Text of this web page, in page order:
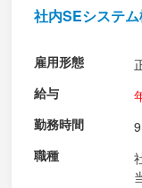
社内SEシステ
雇用形態
給与
勤務時間
職種